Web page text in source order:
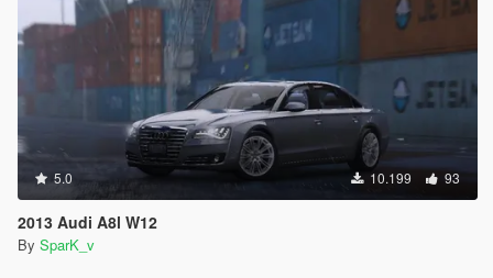
5.0 10.199 93
2013 Audi A8l W12
By SparK_v